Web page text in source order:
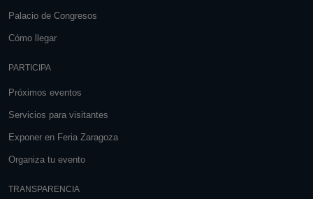
Palacio de Congresos
Cómo llegar
PARTICIPA
Próximos eventos
Servicios para visitantes
Exponer en Feria Zaragoza
Organiza tu evento
TRANSPARENCIA